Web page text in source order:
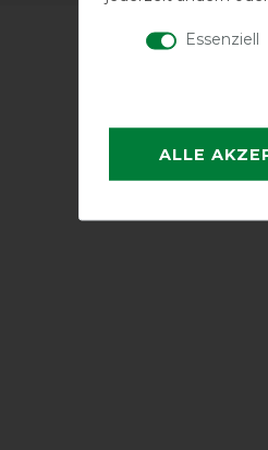
Essenziell
ALLE